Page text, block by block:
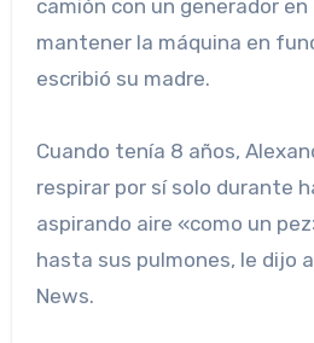
camión con un generador en
mantener la máquina en
escribió su madre.
Cuando tenía 8 años, Alexander aprendió a
respirar por sí solo durante
aspirando aire «como un
hasta sus pulmones, le dijo
News.